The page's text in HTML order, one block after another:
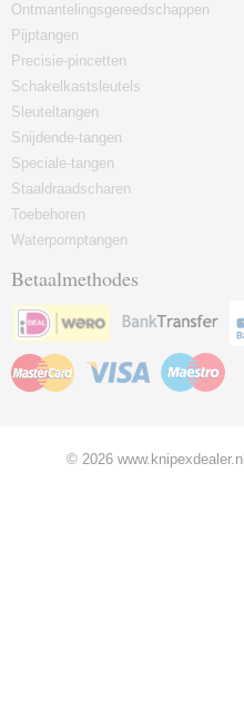
Ontmantelingsgereedschappen
Pijptangen
Precisie-pincetten
Schakelkastsleutels
Sleuteltangen
Snijdende-tangen
Speciale-tangen
Staaldraadscharen
Toebehoren
Waterpomptangen
Betaalmethodes
© 2026